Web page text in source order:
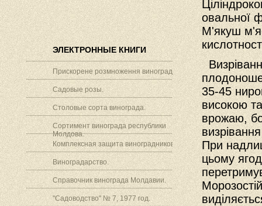
ЭЛЕКТРОННЫЕ КНИГИ
Прискорене розмноження винограду.
Садовые розы.
Столовые сорта винограда.
Сортимент винограда республики
Молдова.
Комплексная защита виноградников.
Виноградарство.
Справочник винограда Молдавии.
"Садоводство" № 7, 1977 год.
овальної
М'якуш
35-45
високою
врожаю,
При
цьому